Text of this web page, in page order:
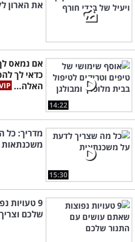
את הארון
14:22
אם נמאס
כדאי לך
האלה...
15:30
מדריך: כל
משכנתאות
9 טעויות
שלכם